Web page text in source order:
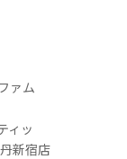
ァム
ィッ
新宿店